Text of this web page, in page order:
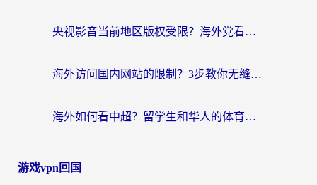
央视影音当前地区版权受限？海外党看国内剧、追电视台的终极解决方案
海外访问国内网站的限制？3步教你无缝解锁国内资源（附实测最优工具）
海外如何看中超？留学生和华人的体育赛事观看终极指南（附欧洲杯奥运会观看技巧）
游戏vpn回国